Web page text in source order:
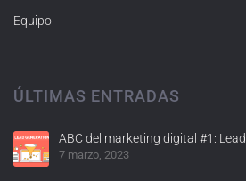
Equipo
ÚLTIMAS ENTRADAS
ABC del marketing digital #1:
7 marzo, 2023